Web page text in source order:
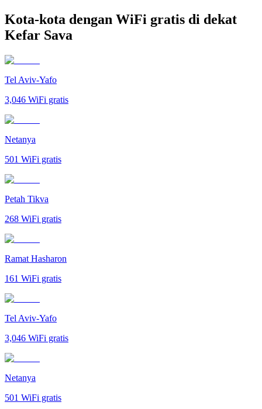
Kota-kota dengan WiFi gratis di dekat
Kefar Sava
Tel Aviv-Yafo
3,046 WiFi gratis
Netanya
501 WiFi gratis
Petah Tikva
268 WiFi gratis
Ramat Hasharon
161 WiFi gratis
Tel Aviv-Yafo
3,046 WiFi gratis
Netanya
501 WiFi gratis